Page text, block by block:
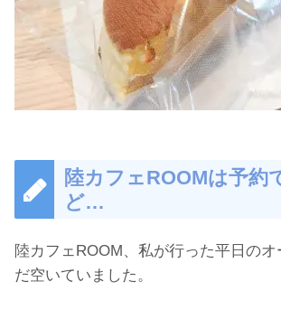
陸カフェROOMは予約
ど…
陸カフェROOM、私が行った平日のオ
だ空いていました。